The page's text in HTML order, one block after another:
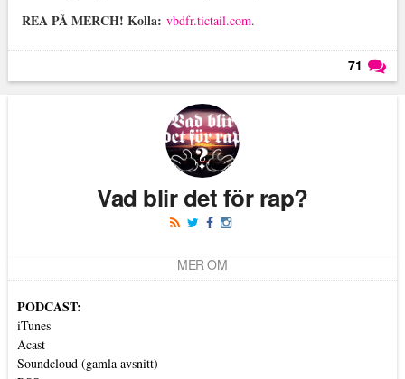
REA PÅ MERCH! Kolla: vbdfr.tictail.com.
71
Vad blir det för rap?
MER OM
PODCAST:
iTunes
Acast
Soundcloud (gamla avsnitt)